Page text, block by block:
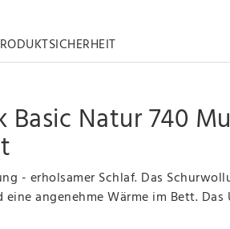
Basic Natur 740
- erholsamer Schlaf. Das
angenehme Wärme im Bett.